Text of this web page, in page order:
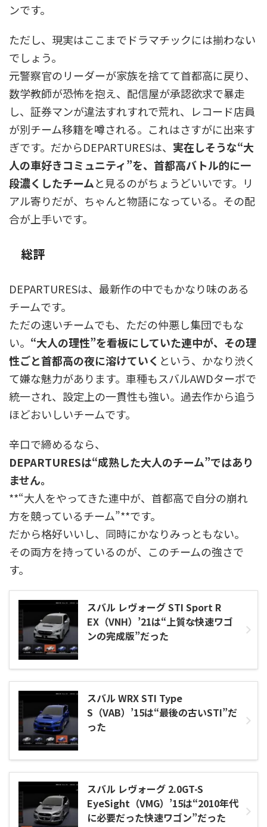
ンです。
ただし、現実はここまでドラマチックには揃わない
でしょう。
元警察官のリーダーが家族を捨てて首都高に戻り、
数学教師が恐怖を抱え、配信屋が承認欲求で暴走
し、証券マンが違法すれすれで荒れ、レコード店員
が別チーム移籍を噂される。これはさすがに出来す
ぎです。だからDEPARTURESは、 実在しそうな“大
人の車好きコミュニティ”を、首都高バトル的に一
段濃くしたチームと見るのがちょうどいいです。リ
アル寄りだが、ちゃんと物語になっている。その配
合が上手いです。
総評
DEPARTURESは、最新作の中でもかなり味のある
チームです。
ただの速いチームでも、ただの仲悪し集団でもな
い。 “大人の理性”を看板にしていた連中が、その理
性ごと首都高の夜に溶けていく という、かなり渋く
て嫌な魅力があります。車種もスバルAWDターボで
統一され、設定上の一貫性も強い。過去作から追う
ほどおいしいチームです。
辛口で締めるなら、
DEPARTURESは“成熟した大人のチーム”ではあり
ません。
**“大人をやってきた連中が、首都高で自分の崩れ
方を競っているチーム”**です。
だから格好いいし、同時にかなりみっともない。
その両方を持っているのが、このチームの強さで
す。
スバル レヴォーグ STI Sport R
EX（VNH）’21は“上質な快速ワゴ
ンの完成版”だった
スバル WRX STI Type
S（VAB）’15は“最後の古いSTI”だ
った
スバル レヴォーグ 2.0GT-S
EyeSight（VMG）’15は“2010年代
に必要だった快速ワゴン”だった